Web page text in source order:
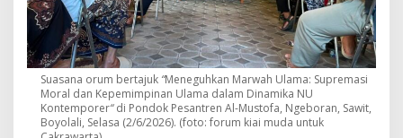
s
o
a
l
k
a
n
Suasana orum bertajuk “Meneguhkan Marwah Ulama: Supremasi
Moral dan Kepemimpinan Ulama dalam Dinamika NU
Kontemporer“di Pondok Pesantren Al-Mustofa, Ngeboran, Sawit,
Boyolali, Selasa (2/6/2026). (foto: forum kiai muda untuk